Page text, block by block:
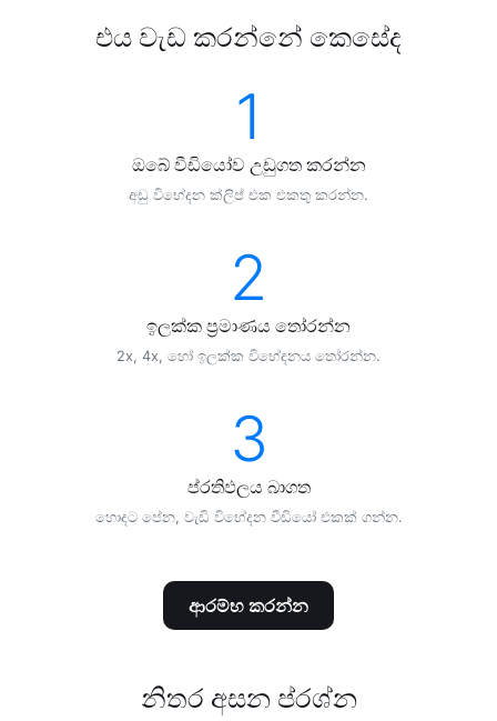
එය වැඩ කරන්නේ කෙසේද
1
ඔබේ වීඩියෝව උඩුගත කරන්න
අඩු විභේදන ක්ලිප් එක එකතු කරන්න.
2
ඉලක්ක ප්‍රමාණය තෝරන්න
2x, 4x, හෝ ඉලක්ක විභේදනය තෝරන්න.
3
ප්රතිඵලය බාගත
හොදට පේන, වැඩි විභේදන වීඩියෝ එකක් ගන්න.
ආරම්භ කරන්න
නිතර අසන ප්රශ්න